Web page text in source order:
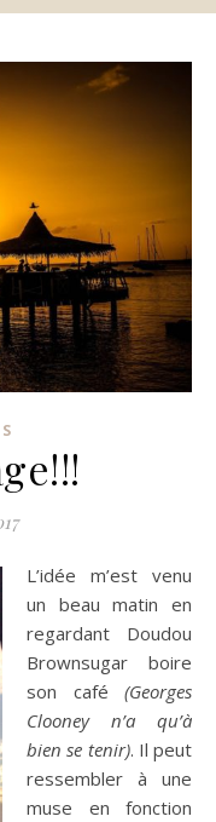
L’idée m’est venu
un beau matin en
regardant Doudou
Brownsugar boire
son café (Georges
Clooney n’a qu’à
bien se tenir). Il peut
ressembler à une
muse en fonction